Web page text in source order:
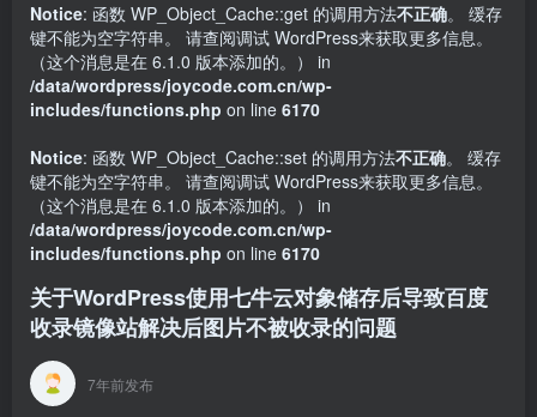
Notice: 函数 WP_Object_Cache::get 的调用方法不正确。 缓存
键不能为空字符串。 请查阅调试 WordPress来获取更多信息。
（这个消息是在 6.1.0 版本添加的。） in
/data/wordpress/joycode.com.cn/wp-
includes/functions.php on line 6170
Notice: 函数 WP_Object_Cache::set 的调用方法不正确。 缓存
键不能为空字符串。 请查阅调试 WordPress来获取更多信息。
（这个消息是在 6.1.0 版本添加的。） in
/data/wordpress/joycode.com.cn/wp-
includes/functions.php on line 6170
关于WordPress使用七牛云对象储存后导致百度
收录镜像站解决后图片不被收录的问题
7年前发布